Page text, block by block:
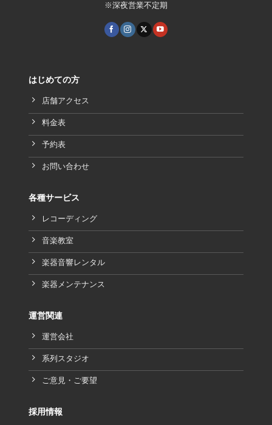
※深夜営業不定期
はじめての方
店舗アクセス
料金表
予約表
お問い合わせ
各種サービス
レコーディング
音楽教室
楽器音響レンタル
楽器メンテナンス
運営関連
運営会社
系列スタジオ
ご意見・ご要望
採用情報